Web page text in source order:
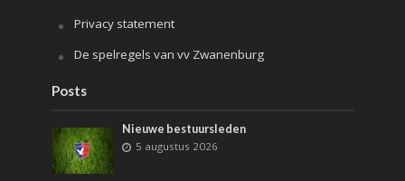
Privacy statement
De spelregels van vv Zwanenburg
Posts
Nieuwe bestuursleden
5 augustus 2026